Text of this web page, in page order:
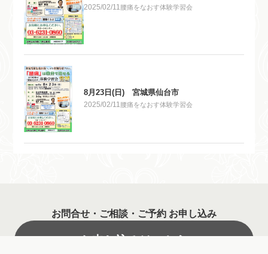
2025/02/11 腰痛をなおす体験学習会
8月23日(日) 宮城県仙台市
2025/02/11 腰痛をなおす体験学習会
お問合せ・ご相談・ご予約 お申し込み
お申し込みはこちら